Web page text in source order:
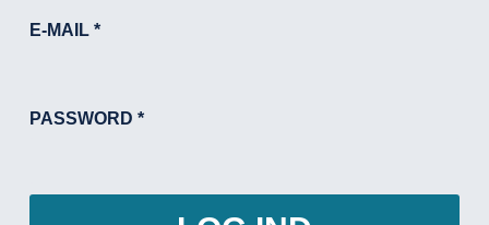
E-MAIL *
PASSWORD *